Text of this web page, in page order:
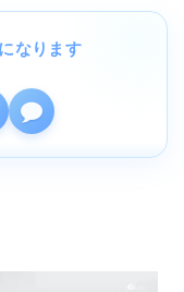
なります